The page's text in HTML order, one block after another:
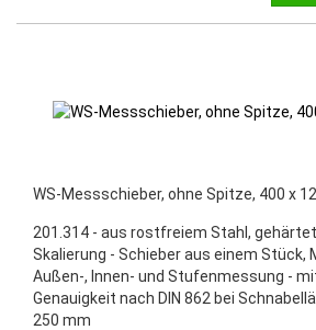
WS-Messschieber, ohne Spitze, 400 x
201.314 - aus rostfreiem Stahl,
Skalierung - Schieber aus einem Stück,
Außen-, Innen- und Stufenmessung -
Genauigkeit nach DIN 862 bei
250 mm